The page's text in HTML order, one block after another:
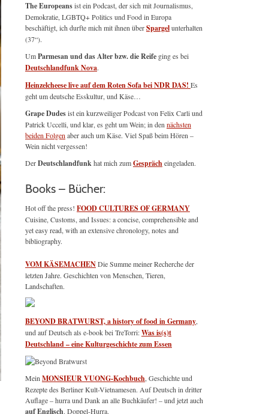
The Europeansist ein Podcast, der sich mit Journalismus,
Demokratie, LGBTQ+ Politics und Food in Europa
beschäftigt, ich durfte mich mit ihnen überSpargelunterhalten
(37“).
UmParmesan und das Alter bzw. die Reife ging es bei
Deutschlandfunk Nova.
Heinzelcheese live auf dem Roten Sofa bei NDR DAS! Es
geht um deutsche Esskultur, und Käse…
Grape Dudesist ein kurzweiliger Podcast von Felix Carli und
Patrick Uccelli, und klar, es geht um Wein; in den nächsten
beiden Folgen aber auch um Käse. Viel Spaß beim Hören –
Wein nicht vergessen!
DerDeutschlandfunkhat mich zumGesprächeingeladen.
Books – Bücher:
Hot off the press! FOOD CULTURES OF GERMANY
Cuisine, Customs, and Issues: a concise, comprehensible and
yet easy read, with an extensive chronology, notes and
bibliography.
VOM KÄSEMACHENDie Summe meiner Recherche der
letzten Jahre. Geschichten von Menschen, Tieren,
Landschaften.
BEYOND BRATWURST, a history of food in Germany
und auf Deutsch als e-book bei TreTorri:Was is(s)t
Deutschland – eine Kulturgeschichte zum Essen
Mein MONSIEUR VUONG-Kochbuch , Geschichte und
Rezepte des Berliner Kult-Vietnamesen. Auf Deutsch in dritter
Auflage – hurra und Dank an alle Buchkäufer! – und jetzt auch
auf Englisch. Doppel-Hurra.